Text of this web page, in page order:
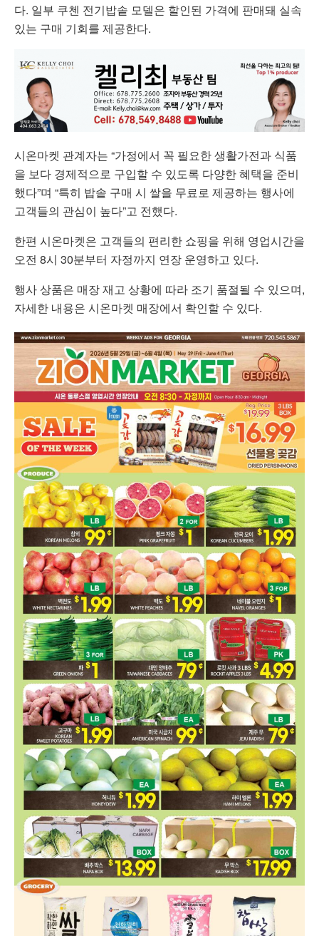
다. 일부 쿠첸 전기밥솥 모델은 할인된 가격에 판매돼 실속
있는 구매 기회를 제공한다.
시온마켓 관계자는 “가정에서 꼭 필요한 생활가전과 식품
을 보다 경제적으로 구입할 수 있도록 다양한 혜택을 준비
했다”며 “특히 밥솥 구매 시 쌀을 무료로 제공하는 행사에
고객들의 관심이 높다”고 전했다.
한편 시온마켓은 고객들의 편리한 쇼핑을 위해 영업시간을
오전 8시 30분부터 자정까지 연장 운영하고 있다.
행사 상품은 매장 재고 상황에 따라 조기 품절될 수 있으며,
자세한 내용은 시온마켓 매장에서 확인할 수 있다.